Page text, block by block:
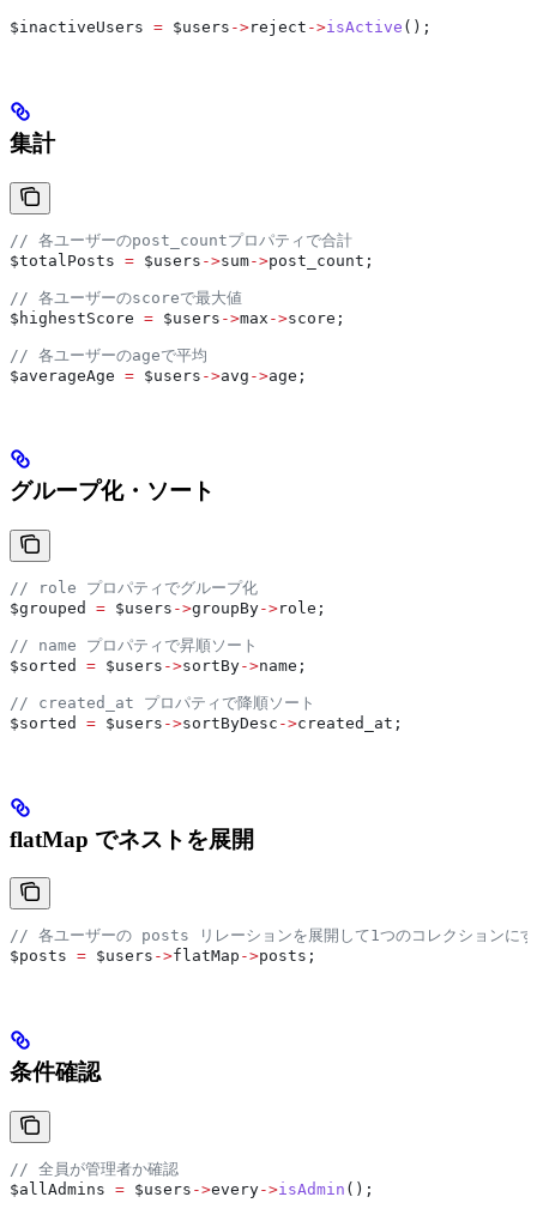
$inactiveUsers = $users ->reject ->isActive ();
集計
// 各ユーザーのpost_countプロパティで合計
$totalPosts = $users ->sum->post_count ;
// 各ユーザーのscoreで最大値
$highestScore = $users ->max ->score ;
// 各ユーザーのageで平均
$averageAge = $users ->avg ->age ;
グループ化・ソート
// role プロパティでグループ化
$grouped
= $users ->groupBy->role ;
// name プロパティで昇順ソート
$sorted
= $users ->sortBy->name ;
// created_at プロパティで降順ソート
$sorted
= $users ->sortByDesc ->created_at ;
flatMap でネストを展開
// 各ユーザーの posts リレーションを展開して1つのコレクションに
$posts = $users ->flatMap ->posts ;
条件確認
// 全員が管理者か確認
$allAdmins = $users ->every->isAdmin ();